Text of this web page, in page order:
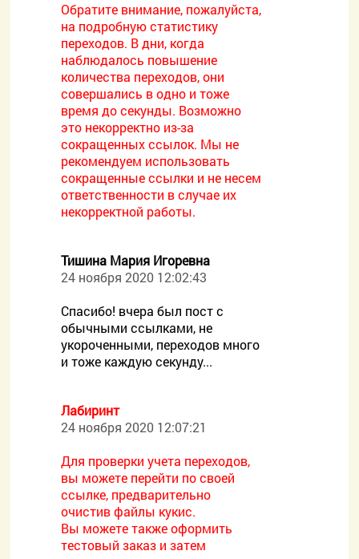
Обратите внимание, пожалуйста,
на подробную статистику
переходов. В дни, когда
наблюдалось повышение
количества переходов, они
совершались в одно и тоже
время до секунды. Возможно
это некорректно из-за
сокращенных ссылок. Мы не
рекомендуем использовать
сокращенные ссылки и не несем
ответственности в случае их
некорректной работы.
Тишина Мария Игоревна
24 ноября 2020 12:02:43
Спасибо! вчера был пост с
обычными ссылками, не
укороченными, переходов много
и тоже каждую секунду...
Лабиринт
24 ноября 2020 12:07:21
Для проверки учета переходов,
вы можете перейти по своей
ссылке, предварительно
очистив файлы кукис.
Вы можете также оформить
тестовый заказ и затем